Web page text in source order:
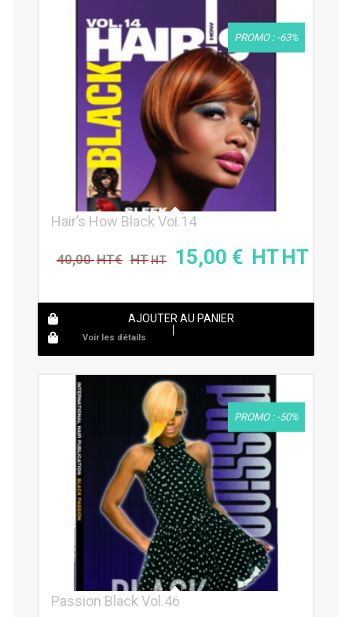
Hair’s How Black Vol.14
40,00 € 15,00 €
PROMO : -63%
AJOUTER AU PANIER
Voir les détails
Passion Black Vol.46
PROMO : -50%